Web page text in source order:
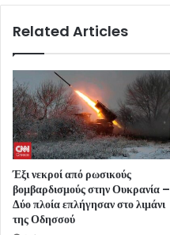
Related Articles
Έξι νεκροί από ρωσικούς
βομβαρδισμούς στην Ουκρανία –
Δύο πλοία επλήγησαν στο λιμάνι
της Οδησσού